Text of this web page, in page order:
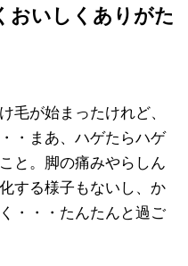
おいしくありがた
毛が始まったけれど、
・まあ、ハゲたらハゲ
と。脚の痛みやらしん
する様子もないし、か
・・・たんたんと過ご